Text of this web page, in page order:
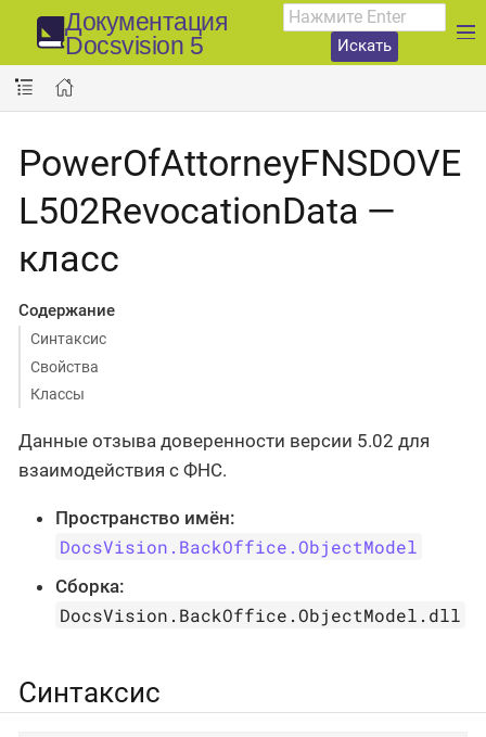
Документация
Docsvision 5
Искать
PowerOfAttorneyFNSDOVE
L502RevocationData —
класс
Содержание
Синтаксис
Свойства
Классы
Данные отзыва доверенности версии 5.02 для
взаимодействия с ФНС.
Пространство имён:
DocsVision.BackOffice.ObjectModel
Сборка:
DocsVision.BackOffice.ObjectModel.dll
Синтаксис